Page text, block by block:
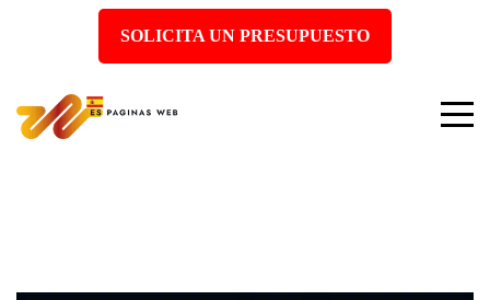
SOLICITA UN PRESUPUESTO